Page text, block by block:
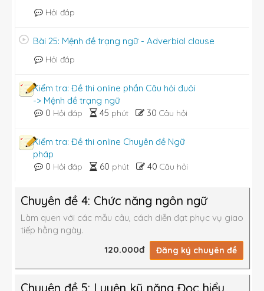
Hỏi đáp
Bài 25: Mệnh đề trạng ngữ - Adverbial clause
Hỏi đáp
Kiểm tra: Đề thi online phần Câu hỏi đuôi
-> Mệnh đề trạng ngữ
0 Hỏi đáp 45 phút 30 Câu hỏi
Kiểm tra: Đề thi online Chuyên đề Ngữ
pháp
0 Hỏi đáp 60 phút 40 Câu hỏi
120.000đ Đăng ký chuyên đề
Chuyên đề 4: Chức năng ngôn ngữ
Làm quen với các mẫu câu, cách diễn đạt phục vụ giao
tiếp hằng ngày.
Chuyên đề 5: Luyện kỹ năng Đọc hiểu